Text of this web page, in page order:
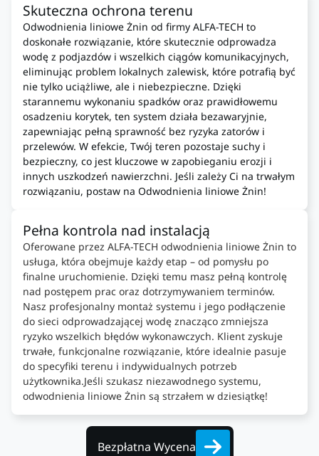
Skuteczna ochrona terenu
Odwodnienia liniowe Żnin od firmy ALFA-TECH to
doskonałe rozwiązanie, które skutecznie odprowadza
wodę z podjazdów i wszelkich ciągów komunikacyjnych,
eliminując problem lokalnych zalewisk, które potrafią być
nie tylko uciążliwe, ale i niebezpieczne. Dzięki
starannemu wykonaniu spadków oraz prawidłowemu
osadzeniu korytek, ten system działa bezawaryjnie,
zapewniając pełną sprawność bez ryzyka zatorów i
przelewów. W efekcie, Twój teren pozostaje suchy i
bezpieczny, co jest kluczowe w zapobieganiu erozji i
innych uszkodzeń nawierzchni. Jeśli zależy Ci na trwałym
rozwiązaniu, postaw na Odwodnienia liniowe Żnin!
Pełna kontrola nad instalacją
Oferowane przez ALFA-TECH odwodnienia liniowe Żnin to
usługa, która obejmuje każdy etap – od pomysłu po
finalne uruchomienie. Dzięki temu masz pełną kontrolę
nad postępem prac oraz dotrzymywaniem terminów.
Nasz profesjonalny montaż systemu i jego podłączenie
do sieci odprowadzającej wodę znacząco zmniejsza
ryzyko wszelkich błędów wykonawczych. Klient zyskuje
trwałe, funkcjonalne rozwiązanie, które idealnie pasuje
do specyfiki terenu i indywidualnych potrzeb
użytkownika.Jeśli szukasz niezawodnego systemu,
odwodnienia liniowe Żnin są strzałem w dziesiątkę!
Bezpłatna Wycena